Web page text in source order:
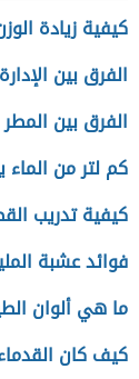
كيفية زيادة
الفرق بين
الفرق بين
كم لتر من الماء
كيفية تدريب
فوائد عشبة
ما هي ألوان
كيف كان